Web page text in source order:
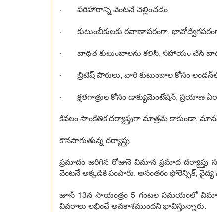
· పరిహారాన్ని వెంటనే చెల్లించడం
· కుటుంబీకులకు రవాణాపరంగా,
· బాధిత కుటుంబాలను కలిసి, సహాయం చేసే
· బ్రిటిష్ పౌరులు, వారి కుటుంబాల కోసం
· క్షతగాత్రుల కోసం డాక్యుమెంటేషన్, ప్రయాణ
కేవలం సాంకేతిక దర్యాప్తుగా మాత్రమే కాకుండా,
కొనసాగుతున్న దర్యాప్తు
ప్రమాదం జరిగిన రోజునే విమాన ప్రమాద దర్యాప్తు
వెంటనే అక్కడికి పంపారు. అనంతరం ఫోరెన్సిక్,
జూన్ 13న సాయంత్రం 5 గంటల సమయంలో
వివరాలు లభించే అవకాశముందని భావిస్తున్నారు.